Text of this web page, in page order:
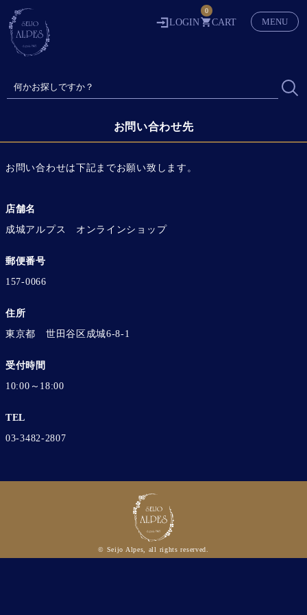
LOGIN CART
0
MENU
お問い合わせ先
お問い合わせは下記までお願い致します。
店舗名
成城アルプス オンラインショップ
郵便番号
157-0066
住所
東京都 世田谷区成城6-8-1
受付時間
10:00～18:00
TEL
03-3482-2807
© Seijo Alpes, all rights reserved.